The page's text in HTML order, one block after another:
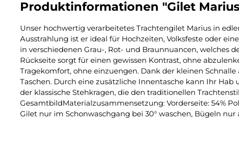
Produktinformationen "Gilet
Unser hochwertig verarbeitetes Trachtengilet Marius in
Ausstrahlung ist er ideal für Hochzeiten, Volksfeste oder
in verschiedenen Grau-, Rot- und Braunnuancen, welches
Rückseite sorgt für einen gewissen Kontrast, ohne
Tragekomfort, ohne einzuengen. Dank der kleinen
Taschen. Durch eine zusätzliche Innentasche kann Ihr
der klassische Stehkragen, die den traditionellen
GesamtbildMaterialzusammensetzung: Vorderseite: 54%
Gilet nur im Schonwaschgang bei 30° waschen, Bügeln